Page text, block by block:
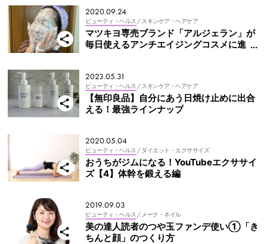
2020.09.24
ビューティ・ヘルス / スキンケア・ヘアケア
マツキヨ専売ブランド「アルジェラン」が
毎日使えるアンチエイジングコスメに進
2023.05.31
ビューティ・ヘルス / スキンケア・ヘアケア
【無印良品】自分にあう日焼け止めに出合
える！最強ラインナップ
2020.05.04
ビューティ・ヘルス / ダイエット・エクササイズ
おうちがジムになる！YouTubeエクササイ
ズ【4】体幹を鍛える編
2019.09.03
ビューティ・ヘルス / メーク・ネイル
美の達人読者のつや玉ファンデ使い①「き
ちんと顔」のつくり方